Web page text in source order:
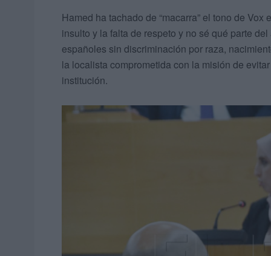
Hamed ha tachado de “macarra” el tono de
insulto y la falta de respeto y no sé qué parte
españoles sin discriminación por raza,
la localista comprometida con la misión de
institución.